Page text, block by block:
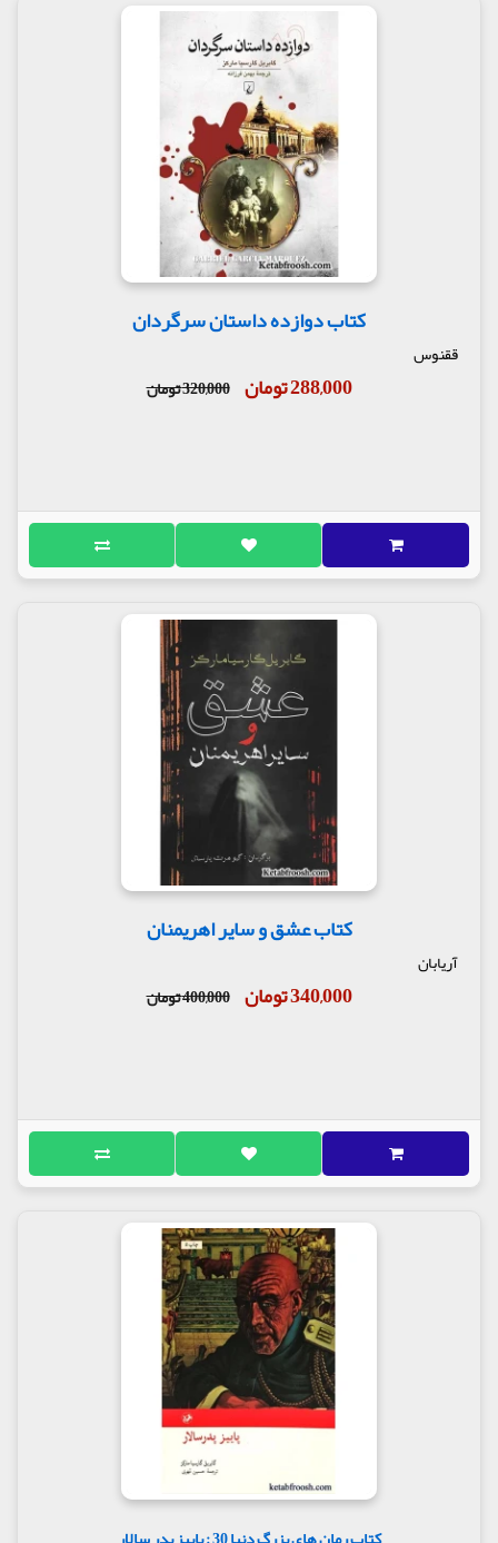
کتاب دوازده داستان سرگردان
ققنوس
288,000 تومان 320,000 تومان
کتاب عشق و سایر اهریمنان
آریابان
340,000 تومان 400,000 تومان